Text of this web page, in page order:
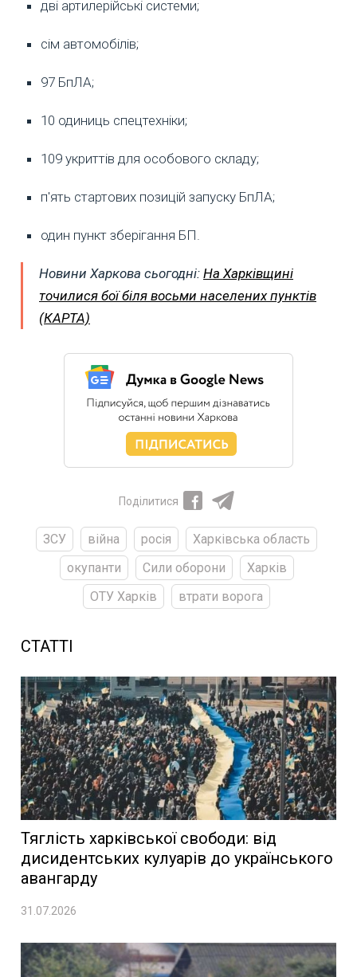
дві артилерійські системи;
сім автомобілів;
97 БпЛА;
10 одиниць спецтехніки;
109 укриттів для особового складу;
п'ять стартових позицій запуску БпЛА;
один пункт зберігання БП.
Новини Харкова сьогодні: На Харківщині
точилися бої біля восьми населених пунктів
(КАРТА)
Поділитися
ЗСУ війна росія
Харківська область
окупанти
Сили оборони
Харків
ОТУ Харків
втрати ворога
СТАТТІ
Тяглість харківської свободи: від
дисидентських кулуарів до українського
авангарду
31.07.2026